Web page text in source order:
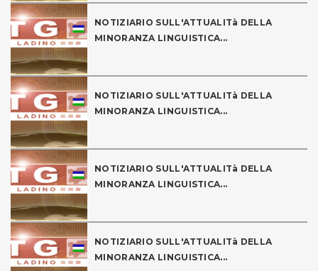
NOTIZIARIO SULL'ATTUALITà DELLA
MINORANZA LINGUISTICA...
NOTIZIARIO SULL'ATTUALITà DELLA
MINORANZA LINGUISTICA...
NOTIZIARIO SULL'ATTUALITà DELLA
MINORANZA LINGUISTICA...
NOTIZIARIO SULL'ATTUALITà DELLA
MINORANZA LINGUISTICA...